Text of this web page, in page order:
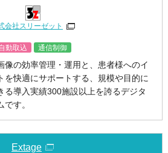
会社スリーゼット
動取込 通信制御
像の効率管理・運用と、患者様へのイ
を快適にサポートする、規模や目的に
る導入実績300施設以上を誇るデジタ
す。
Extage